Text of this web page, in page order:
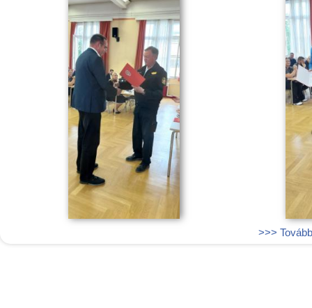
>>>